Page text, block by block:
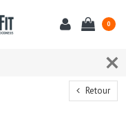
0
Retour